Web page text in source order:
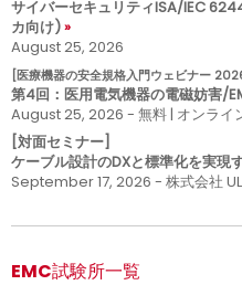
サイバーセキュリティISA/IEC
カ向け)
August 25, 2026
[医療機器の安全規格入門ウェビナー
第4回：医用電気機器の電磁妨害/
August 25, 2026 - 無料 | オンライ
[対面セミナー]
ケーブル設計のDXと標準化を実
September 17, 2026 - 株式会社
EMC試験所一覧